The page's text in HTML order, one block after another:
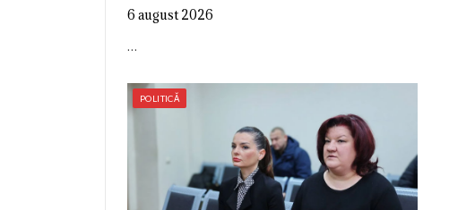
6 august 2026
…
POLITICĂ